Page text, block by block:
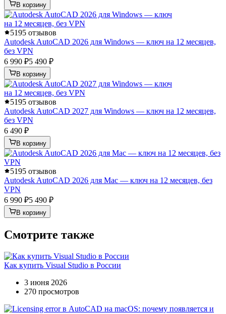
В корзину
5195 отзывов
Autodesk AutoCAD 2026 для Windows — ключ на 12 месяцев,
без VPN
6 990 ₽5 490 ₽
В корзину
5195 отзывов
Autodesk AutoCAD 2027 для Windows — ключ на 12 месяцев,
без VPN
6 490 ₽
В корзину
5195 отзывов
Autodesk AutoCAD 2026 для Mac — ключ на 12 месяцев, без
VPN
6 990 ₽5 490 ₽
В корзину
Смотрите также
Как купить Visual Studio в России
3 июня 2026
270 просмотров